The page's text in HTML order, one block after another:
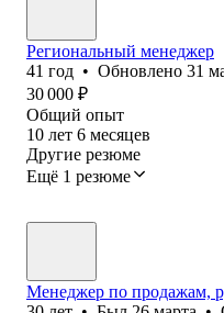
Региональный менеджер
41 год • Обновлено 31
30 000 ₽
Общий опыт
10 лет 6 месяцев
Другие резюме
Ещё 1 резюме
Менеджер по продажам,